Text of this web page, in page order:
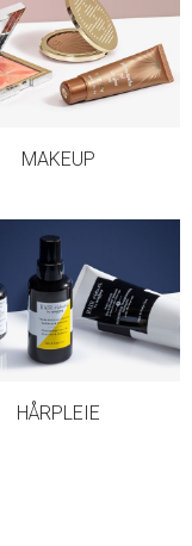
MAKEUP
HÅRPLEIE